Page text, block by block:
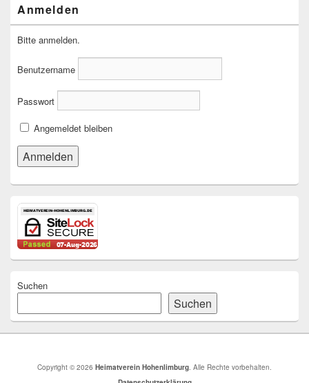
Anmelden
Bitte anmelden.
Benutzername
Passwort
Angemeldet bleiben
Suchen
Suchen
Copyright © 2026 Heimatverein Hohenlimburg . Alle Rechte vorbehalten.